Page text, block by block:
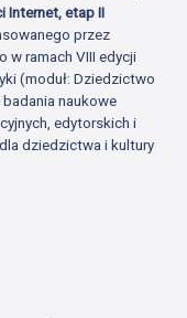
Internet, etap II
przez
w ramach VIII edycji
(moduł: Dziedzictwo
naukowe
edytorskich i
dziedzictwa i kultury